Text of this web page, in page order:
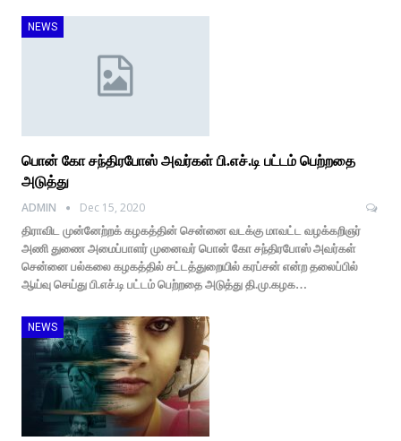
NEWS
பொன் கோ சந்திரபோஸ் அவர்கள் பி.எச்.டி பட்டம் பெற்றதை
அடுத்து
ADMIN
Dec 15, 2020
திராவிட முன்னேற்றக் கழகத்தின் சென்னை வடக்கு மாவட்ட வழக்கறிஞர்
அணி துணை அமைப்பாளர் முனைவர் பொன் கோ சந்திரபோஸ் அவர்கள்
சென்னை பல்கலை கழகத்தில் சட்டத்துறையில் கரப்சன் என்ற தலைப்பில்
ஆய்வு செய்து பி.எச்.டி பட்டம் பெற்றதை அடுத்து தி.மு.கழக…
NEWS